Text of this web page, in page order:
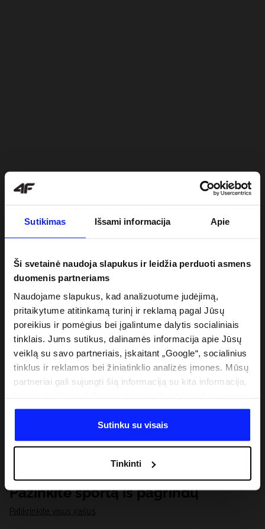
Sutikimas Išsami informacija Apie
Ši svetainė naudoja slapukus ir leidžia perduoti asmens
duomenis partneriams
Naudojame slapukus, kad analizuotume judėjimą,
pritaikytume atitinkamą turinį ir reklamą pagal Jūsų
poreikius ir pomėgius bei įgalintume dalytis socialiniais
tinklais. Jums sutikus, dalinamės informacija apie Jūsų
veiklą su savo partneriais, įskaitant „Google“, socialinius
tinklus ir reklamos bei žiniatinklio analizės įmones. Mūsų
partneriai gali sujungti šią informaciją su kita informacija,
duomenimis, kuriuos jie gauna, kai naudojatės jų
paslaugomis. Gavus Jūsų leidimą, mes galime perduoti
Jūsų asmeninę informaciją savo partneriams, siekdami
analitinius tyrimus, pritaikyti turinį ir tobulinti mūsų
partnerių siūlomus sprendimus (pvz., socialinius tinklus).
Išsamią informaciją rasite mūsų Privatumo politikoje ir
skiltyje „Išsami informacija“.
Sutinku su visais
Tinkinti
Pažinkite sportą iš pagrindų
Patikrinkite visus įrašus